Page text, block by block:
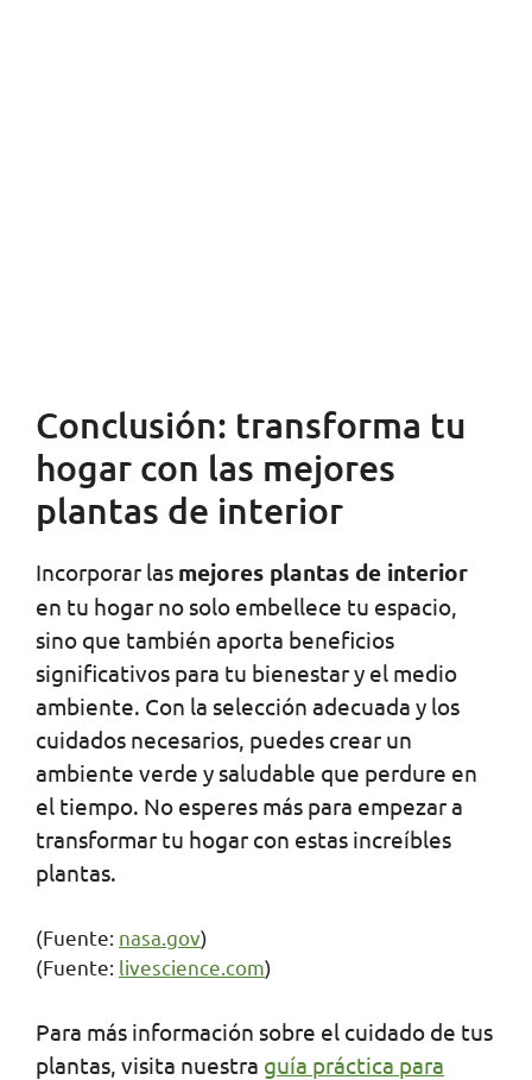
Conclusión: transforma tu
hogar con las mejores
plantas de interior
Incorporar las mejores plantas de interior
en tu hogar no solo embellece tu espacio,
sino que también aporta beneficios
significativos para tu bienestar y el medio
ambiente. Con la selección adecuada y los
cuidados necesarios, puedes crear un
ambiente verde y saludable que perdure en
el tiempo. No esperes más para empezar a
transformar tu hogar con estas increíbles
plantas.
(Fuente: nasa.gov)
(Fuente: livescience.com)
Para más información sobre el cuidado de tus
plantas, visita nuestra guía práctica para